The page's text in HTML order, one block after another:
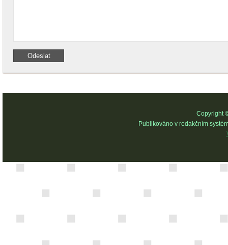
Copyright
Publikováno v redakčním